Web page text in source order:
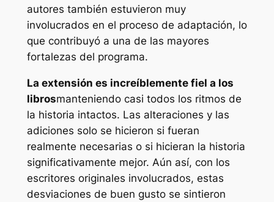
autores también estuvieron muy
involucrados en el proceso de adaptación, lo
que contribuyó a una de las mayores
fortalezas del programa.
La extensión es increíblemente fiel a los
librosmanteniendo casi todos los ritmos de
la historia intactos. Las alteraciones y las
adiciones solo se hicieron si fueran
realmente necesarias o si hicieran la historia
significativamente mejor. Aún así, con los
escritores originales involucrados, estas
desviaciones de buen gusto se sintieron